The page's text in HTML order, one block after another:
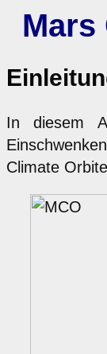
Mars
In diesem
Climate